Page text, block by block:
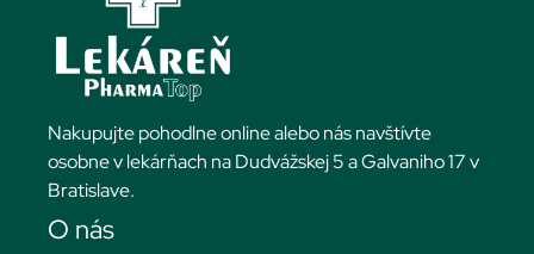
Nakupujte pohodlne online alebo nás navštívte
osobne v lekárňach na Dudvážskej 5 a Galvaniho 17 v
Bratislave.
O nás